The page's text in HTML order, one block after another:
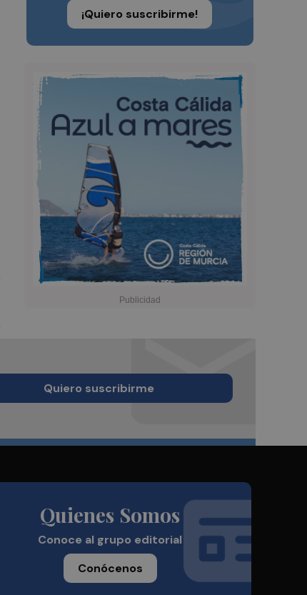
¡Quiero suscribirme!
Quiero suscribirme
Quienes Somos
Conoce al grupo editorial
Conócenos